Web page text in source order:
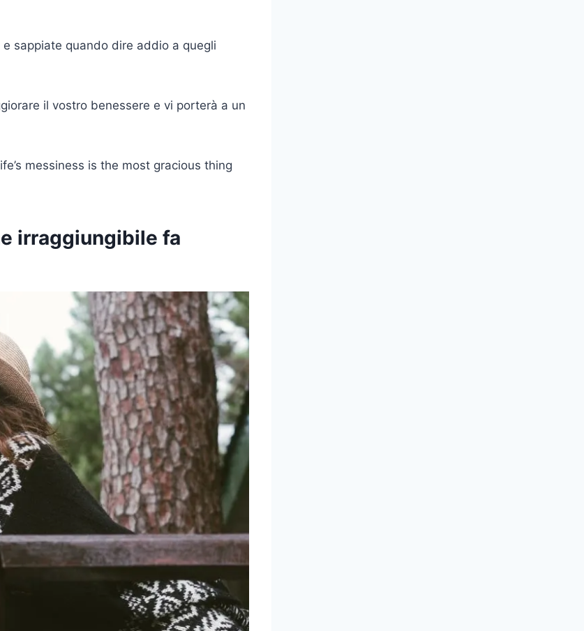
sappiate quando dire addio a quegli
il vostro benessere e vi porterà a un
messiness is the most gracious thing
irraggiungibile fa